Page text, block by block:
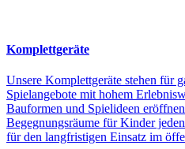
Komplettgeräte
Unsere Komplettgeräte stehen für
Spielangebote mit hohem
Bauformen und Spielideen
Begegnungsräume für Kinder
für den langfristigen Einsatz im